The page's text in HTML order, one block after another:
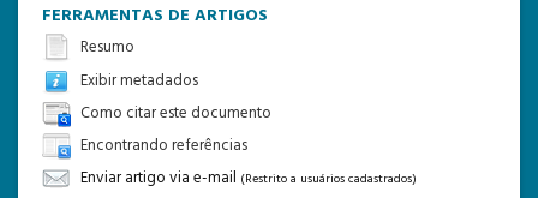
FERRAMENTAS DE ARTIGOS
Resumo
Exibir metadados
Como citar este documento
Encontrando referências
Enviar artigo via e-mail (Restrito a usuários cadastrados)